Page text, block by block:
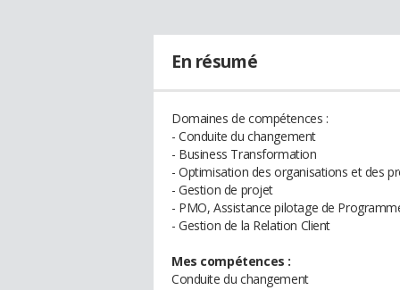
En résumé
Domaines de compétences :
- Conduite du changement
- Business Transformation
- Optimisation des organisations et des
- Gestion de projet
- PMO, Assistance pilotage de
- Gestion de la Relation Client
Mes compétences :
Conduite du changement